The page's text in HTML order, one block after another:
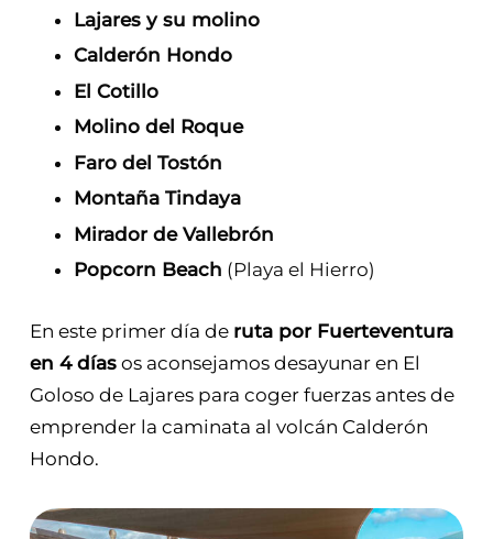
Lajares y su molino
Calderón Hondo
El Cotillo
Molino del Roque
Faro del Tostón
Montaña Tindaya
Mirador de Vallebrón
Popcorn Beach (Playa el Hierro)
En este primer día de ruta por Fuerteventura
en 4 díasos aconsejamos desayunar en El
Goloso de Lajares para coger fuerzas antes de
emprender la caminata al volcán Calderón
Hondo.